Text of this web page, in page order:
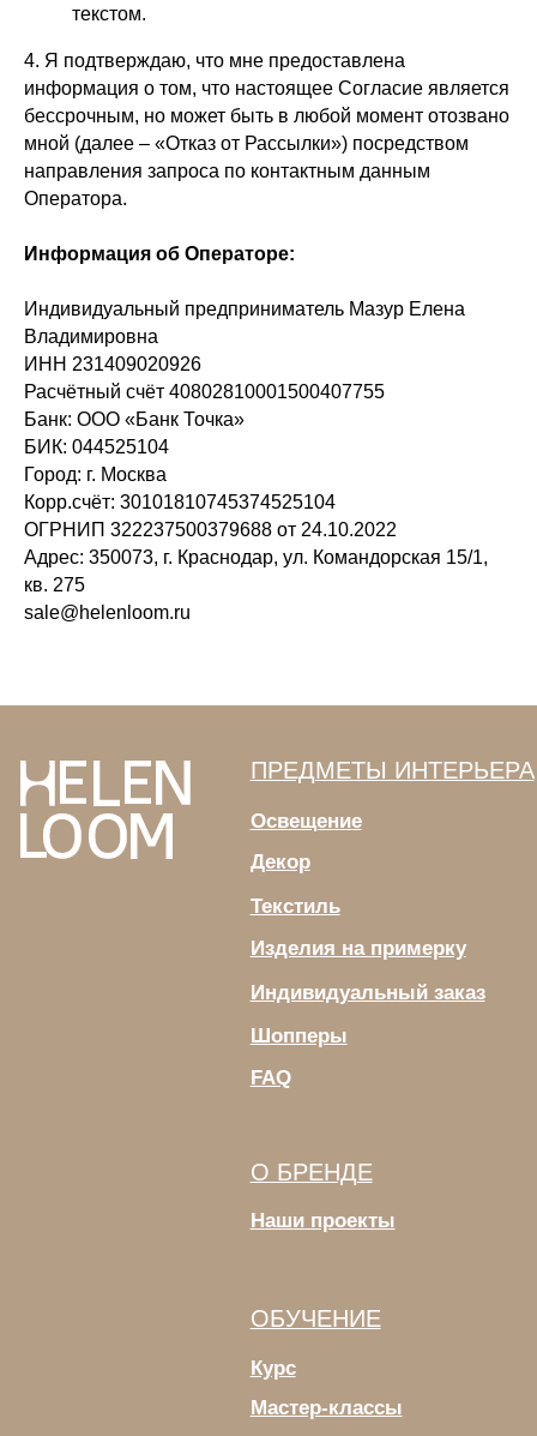
текстом.
4. Я подтверждаю, что мне предоставлена
информация о том, что настоящее Согласие является
бессрочным, но может быть в любой момент отозвано
мной (далее – «Отказ от Рассылки») посредством
направления запроса по контактным данным
Оператора.
Информация об Операторе:
Индивидуальный предприниматель Мазур Елена
Владимировна
ИНН 231409020926
Расчётный счёт 40802810001500407755
Банк: ООО «Банк Точка»
БИК: 044525104
Город: г. Москва
Корр.счёт: 30101810745374525104
ОГРНИП 322237500379688 от 24.10.2022
Адрес: 350073, г. Краснодар, ул. Командорская 15/1,
кв. 275
sale@helenloom.ru
ИП МАЗУР ЕЛЕНА ВЛАДИМИРОВНА
ОГРНИП 322237500379688
О БРЕНДЕ
Курс
sale@helenloom.ru